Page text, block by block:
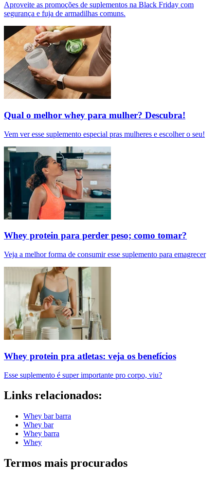
Aproveite as promoções de suplementos na Black Friday com
segurança e fuja de armadilhas comuns.
Qual o melhor whey para mulher? Descubra!
Vem ver esse suplemento especial pras mulheres e escolher o seu!
Whey protein para perder peso; como tomar?
Veja a melhor forma de consumir esse suplemento para emagrecer
Whey protein pra atletas: veja os benefícios
Esse suplemento é super importante pro corpo, viu?
Links relacionados:
Whey bar barra
Whey bar
Whey barra
Whey
Termos mais procurados